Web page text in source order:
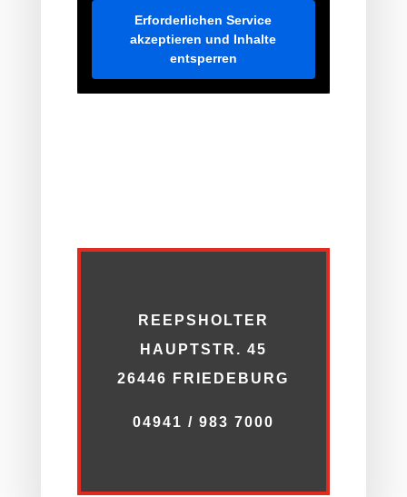
Erforderlichen Service
akzeptieren und Inhalte
entsperren
REEPSHOLTER
HAUPTSTR. 45
26446 FRIEDEBURG
04941 / 983 7000